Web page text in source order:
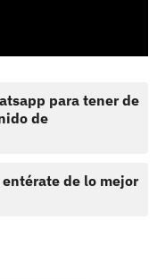
para tener de
de
de lo mejor